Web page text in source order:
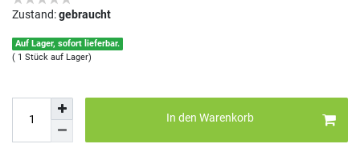
Zustand:gebraucht
Auf Lager, sofort lieferbar.
( 1 Stück auf Lager)
In den Warenkorb